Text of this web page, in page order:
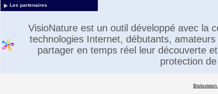
Les partenaires
VisioNature est un outil développé avec la
technologies Internet, débutants,
partager en temps réel leur découverte
protection
Biolovision